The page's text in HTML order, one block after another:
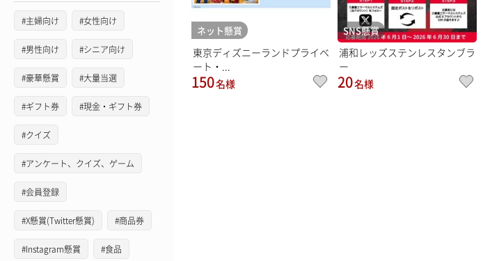
#主婦向け #女性向け
#男性向け #シニア向け
#豪華懸賞 #大量当選
#ギフト券 #現金・ギフト券
#クイズ
#アンケート、クイズ、ゲーム
#会員登録
#X懸賞(Twitter懸賞) #商品券
#Instagram懸賞 #食品
ネット懸賞
東京ディズニーランドプライベ
ート・...
150名様
SNS懸賞
浦和レッズステンレスタンブラ
ー
20名様